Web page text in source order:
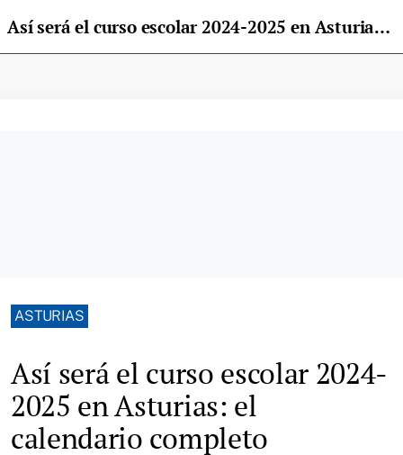
Así será el curso escolar 2024-2025 en Asturias: el calendario completo
ASTURIAS
Así será el curso escolar 2024-
2025 en Asturias: el
calendario completo